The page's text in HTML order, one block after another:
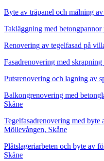
Byte av träpanel och målning
Takläggning med
Renovering av tegelfasad på
Fasadrenovering med
Putsrenovering och lagning av
Balkongrenovering med
Skåne
Tegelfasadrenovering med byte
Möllevången, Skåne
Plåtslageriarbeten och byte av
Skåne